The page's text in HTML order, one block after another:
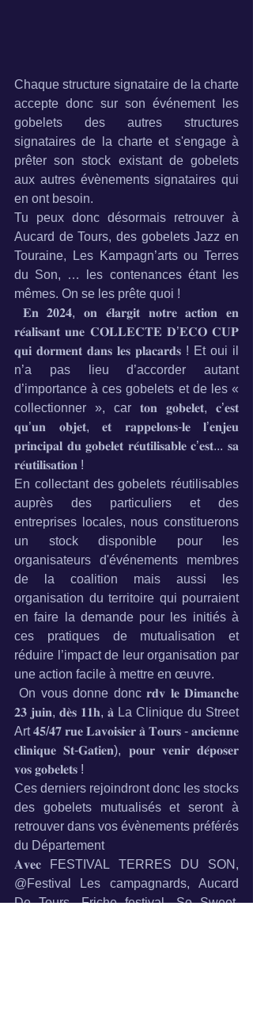
Chaque structure signataire de la charte
accepte donc sur son événement les
gobelets des autres structures
signataires de la charte et s'engage à
prêter son stock existant de gobelets
aux autres évènements signataires qui
en ont besoin.
Tu peux donc désormais retrouver à
Aucard de Tours, des gobelets Jazz en
Touraine, Les Kampagn’arts ou Terres
du Son, … les contenances étant les
mêmes. On se les prête quoi !
𝐄𝐧 𝟐𝟎𝟐𝟒, 𝐨𝐧 𝐞́𝐥𝐚𝐫𝐠𝐢𝐭 𝐧𝐨𝐭𝐫𝐞 𝐚𝐜𝐭𝐢𝐨𝐧 𝐞𝐧
𝐫𝐞́𝐚𝐥𝐢𝐬𝐚𝐧𝐭 𝐮𝐧𝐞 𝐂𝐎𝐋𝐋𝐄𝐂𝐓𝐄 𝐃’𝐄𝐂𝐎 𝐂𝐔𝐏
𝐪𝐮𝐢 𝐝𝐨𝐫𝐦𝐞𝐧𝐭 𝐝𝐚𝐧𝐬 𝐥𝐞𝐬 𝐩𝐥𝐚𝐜𝐚𝐫𝐝𝐬 ! Et oui il
n’a pas lieu d’accorder autant
d’importance à ces gobelets et de les «
collectionner », car 𝐭𝐨𝐧 𝐠𝐨𝐛𝐞𝐥𝐞𝐭, 𝐜’𝐞𝐬𝐭
𝐪𝐮’𝐮𝐧 𝐨𝐛𝐣𝐞𝐭, 𝐞𝐭 𝐫𝐚𝐩𝐩𝐞𝐥𝐨𝐧𝐬-𝐥𝐞 𝐥’𝐞𝐧𝐣𝐞𝐮
𝐩𝐫𝐢𝐧𝐜𝐢𝐩𝐚𝐥 𝐝𝐮 𝐠𝐨𝐛𝐞𝐥𝐞𝐭 𝐫𝐞́𝐮𝐭𝐢𝐥𝐢𝐬𝐚𝐛𝐥𝐞 𝐜’𝐞𝐬𝐭... 𝐬𝐚
𝐫𝐞́𝐮𝐭𝐢𝐥𝐢𝐬𝐚𝐭𝐢𝐨𝐧 !
En collectant des gobelets réutilisables
auprès des particuliers et des
entreprises locales, nous constituerons
un stock disponible pour les
organisateurs d'événements membres
de la coalition mais aussi les
organisation du territoire qui pourraient
en faire la demande pour les initiés à
ces pratiques de mutualisation et
réduire l’impact de leur organisation par
une action facile à mettre en œuvre.
On vous donne donc 𝐫𝐝𝐯 𝐥𝐞 𝐃𝐢𝐦𝐚𝐧𝐜𝐡𝐞
𝟐𝟑 𝐣𝐮𝐢𝐧, 𝐝𝐞̀𝐬 𝟏𝟏𝐡, 𝐚̀ La Clinique du Street
Art 𝟒𝟓/𝟒𝟕 𝐫𝐮𝐞 𝐋𝐚𝐯𝐨𝐢𝐬𝐢𝐞𝐫 𝐚̀ 𝐓𝐨𝐮𝐫𝐬 - 𝐚𝐧𝐜𝐢𝐞𝐧𝐧𝐞
𝐜𝐥𝐢𝐧𝐢𝐪𝐮𝐞 𝐒𝐭-𝐆𝐚𝐭𝐢𝐞𝐧), 𝐩𝐨𝐮𝐫 𝐯𝐞𝐧𝐢𝐫 𝐝𝐞́𝐩𝐨𝐬𝐞𝐫
𝐯𝐨𝐬 𝐠𝐨𝐛𝐞𝐥𝐞𝐭𝐬 !
Ces derniers rejoindront donc les stocks
des gobelets mutualisés et seront à
retrouver dans vos évènements préférés
du Département
𝐀𝐯𝐞𝐜 FESTIVAL TERRES DU SON ,
@Festival Les campagnards, Aucard
De Tours, Friche festival, So Sweet,